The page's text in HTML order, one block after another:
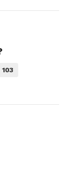
103